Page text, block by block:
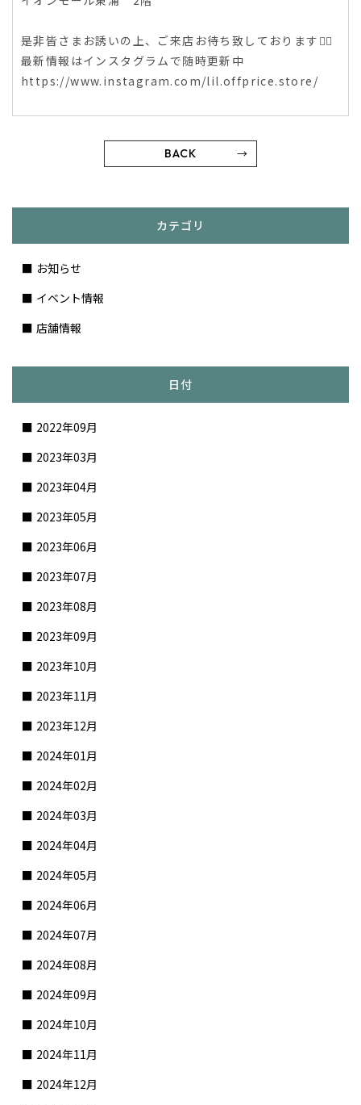
是非皆さまお誘いの上、ご来店お待ち致しております🙇‍♀️
最新情報はインスタグラムで随時更新中
https://www.instagram.com/lil.offprice.store/
BACK
カテゴリ
お知らせ
イベント情報
店舗情報
日付
2022年09月
2023年03月
2023年04月
2023年05月
2023年06月
2023年07月
2023年08月
2023年09月
2023年10月
2023年11月
2023年12月
2024年01月
2024年02月
2024年03月
2024年04月
2024年05月
2024年06月
2024年07月
2024年08月
2024年09月
2024年10月
2024年11月
2024年12月